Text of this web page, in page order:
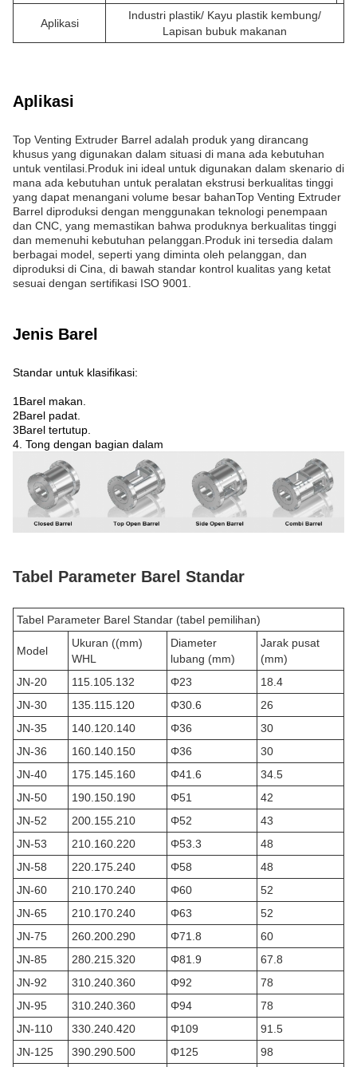
Aplikasi
Industri plastik/ Kayu plastik kembung/
Lapisan bubuk makanan
Aplikasi
Top Venting Extruder Barrel adalah produk yang dirancang
khusus yang digunakan dalam situasi di mana ada kebutuhan
untuk ventilasi.Produk ini ideal untuk digunakan dalam skenario di
mana ada kebutuhan untuk peralatan ekstrusi berkualitas tinggi
yang dapat menangani volume besar bahanTop Venting Extruder
Barrel diproduksi dengan menggunakan teknologi penempaan
dan CNC, yang memastikan bahwa produknya berkualitas tinggi
dan memenuhi kebutuhan pelanggan.Produk ini tersedia dalam
berbagai model, seperti yang diminta oleh pelanggan, dan
diproduksi di Cina, di bawah standar kontrol kualitas yang ketat
sesuai dengan sertifikasi ISO 9001.
Jenis Barel
Standar untuk klasifikasi:
1Barel makan.
2Barel padat.
3Barel tertutup.
4. Tong dengan bagian dalam
Tabel Parameter Barel Standar
Tabel Parameter Barel Standar (tabel pemilihan)
Model
Ukuran ((mm)
WHL
Diameter
lubang (mm)
Jarak pusat
(mm)
JN-20
115.105.132 Φ23
18.4
JN-30
135.115.120 Φ30.6
26
JN-35
140.120.140 Φ36
30
JN-36
160.140.150 Φ36
30
JN-40
175.145.160 Φ41.6
34.5
JN-50
190.150.190 Φ51
42
JN-52
200.155.210 Φ52
43
JN-53
210.160.220 Φ53.3
48
JN-58
220.175.240 Φ58
48
JN-60
210.170.240 Φ60
52
JN-65
210.170.240 Φ63
52
JN-75
260.200.290 Φ71.8
60
JN-85
280.215.320 Φ81.9
67.8
JN-92
310.240.360 Φ92
78
JN-95
310.240.360 Φ94
78
JN-110
330.240.420 Φ109
91.5
JN-125
390.290.500 Φ125
98